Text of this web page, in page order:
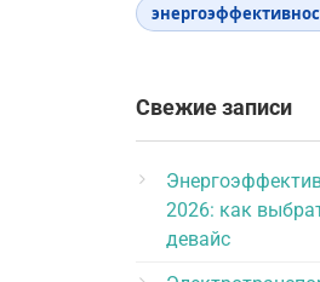
Свежие записи
2026: как
девайс